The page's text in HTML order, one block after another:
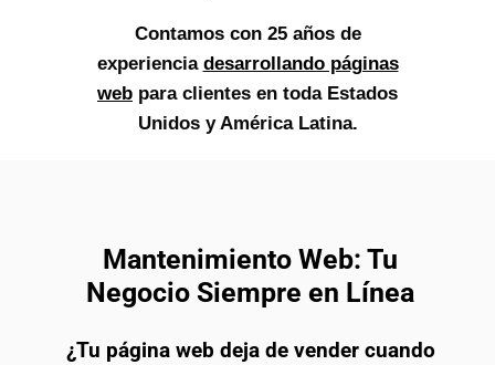
Contamos con 25 años de
experiencia desarrollando páginas
web para clientes en toda Estados
Unidos y América Latina.
Mantenimiento Web: Tu
Negocio Siempre en Línea
¿Tu página web deja de vender cuando